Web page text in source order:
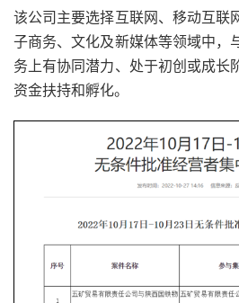
该公司主要选择互联网、移动互联
子商务、文化及新媒体等领域中，
务上有协同潜力、处于初创或成长
资金扶持和孵化。